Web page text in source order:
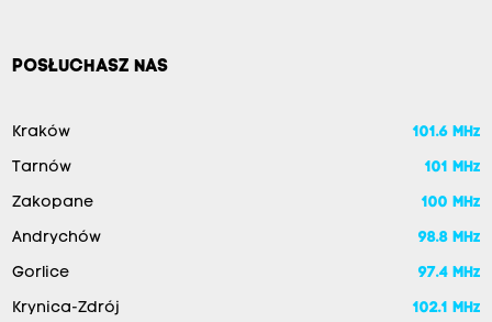
POSŁUCHASZ NAS
Kraków 101.6 MHz
Tarnów 101 MHz
Zakopane 100 MHz
Andrychów 98.8 MHz
Gorlice 97.4 MHz
Krynica-Zdrój 102.1 MHz